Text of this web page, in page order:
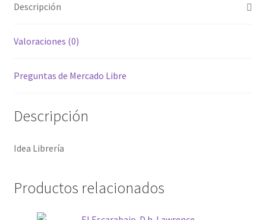
Descripción
Valoraciones (0)
Preguntas de Mercado Libre
Descripción
Idea Librería
Productos relacionados